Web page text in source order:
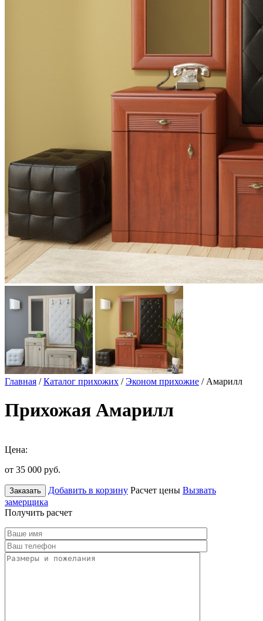
Главная /Каталог прихожих /Эконом прихожие / Амарилл
Прихожая Амарилл
Цена:
от 35 000 руб.
Заказать Добавить в корзину Расчет цены Вызвать
замерщика
Получить расчет